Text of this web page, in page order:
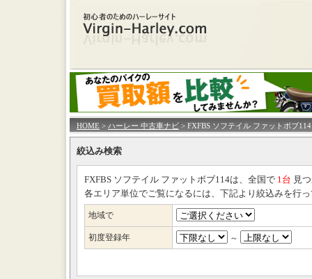
HOME > ハーレー 中古車ナビ > FXFBS ソフテイル ファットボブ114
絞込み検索
FXFBS ソフテイル ファットボブ114は、全国で 1台 見
各エリア単位でご覧になるには、下記より絞込みを行
地域で
初度登録年 ～